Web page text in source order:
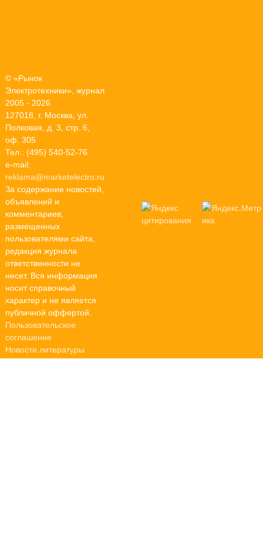
© «Рынок
Электротехники», журнал
2005 - 2026
127018, г. Москва, ул.
Полковая, д. 3, стр. 6,
оф. 305
Тел.: (495) 540-52-76
e-mail:
reklama@marketelectro.ru
За содержание новостей,
объявлений и
комментариев,
размещенных
пользователями сайта,
редакция журнала
ответственности не
несет. Вся информация
носит справочный
характер и не является
публичной оффертой.
Пользовательское
соглашение
Новости литературы